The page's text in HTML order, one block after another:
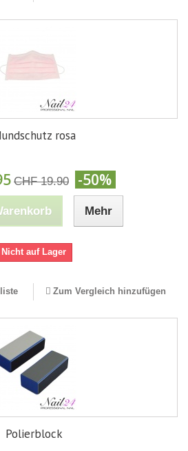
rosa
CHF 19.90 -50%
Mehr
Nicht auf Lager
Zum Vergleich hinzufügen
Polierblock